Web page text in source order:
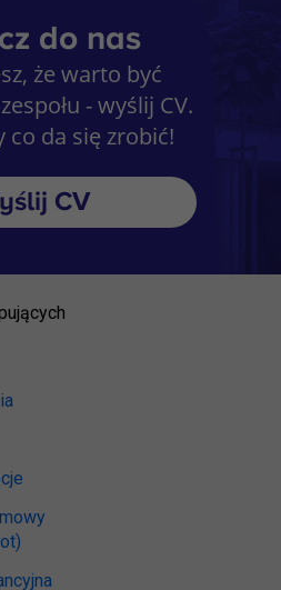
do nas
że warto być
- wyślij CV.
co da się zrobić!
CV